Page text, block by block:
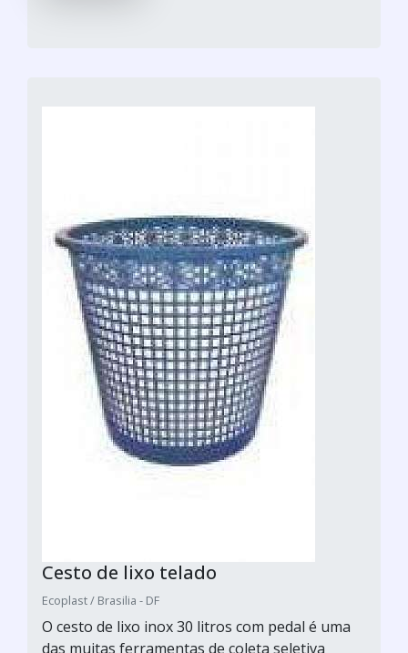
Cesto de lixo telado
Ecoplast / Brasilia - DF
O cesto de lixo inox 30 litros com pedal é uma
das muitas ferramentas de coleta seletiva